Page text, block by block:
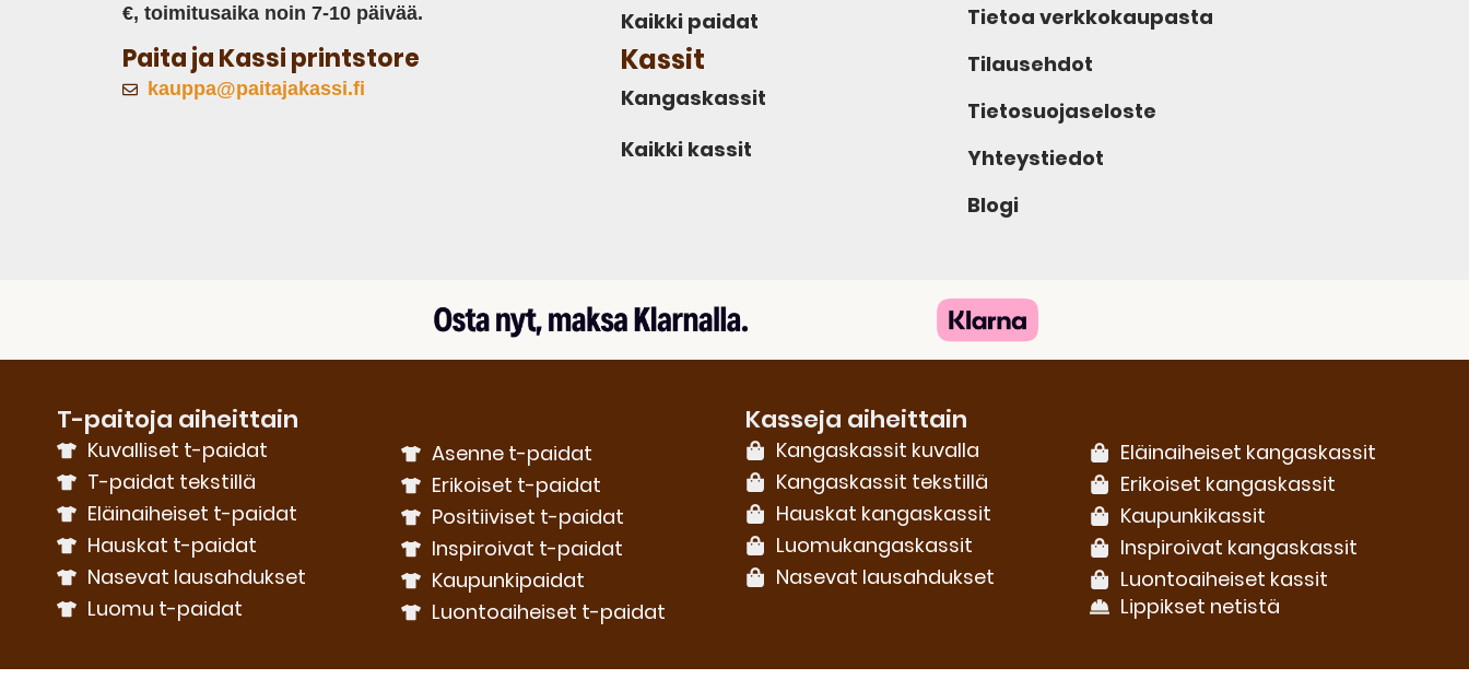
€, toimitusaika noin 7-10 päivää.
Paita ja Kassi printstore
kauppa@paitajakassi.fi
Kaikki paidat
Kassit
Kangaskassit
Kaikki kassit
Tietoa verkkokaupasta
Tilausehdot
Tietosuojaseloste
Yhteystiedot
Blogi
T-paitoja aiheittain
Kuvalliset t-paidat
T-paidat tekstillä
Eläinaiheiset t-paidat
Hauskat t-paidat
Nasevat lausahdukset
Luomu t-paidat
Asenne t-paidat
Erikoiset t-paidat
Positiiviset t-paidat
Inspiroivat t-paidat
Kaupunkipaidat
Luontoaiheiset t-paidat
Kasseja aiheittain
Kangaskassit kuvalla
Kangaskassit tekstillä
Hauskat kangaskassit
Luomu­kangaskassit
Nasevat lausahdukset
Eläinaiheiset kangaskassit
Erikoiset kangaskassit
Kaupunkikassit
Inspiroivat kangaskassit
Luontoaiheiset kassit
Lippikset netistä